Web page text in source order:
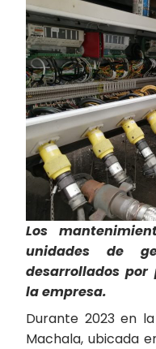
Los
unidades de
desarrollados por
la empresa.
Durante 2023 en
Machala, ubicada